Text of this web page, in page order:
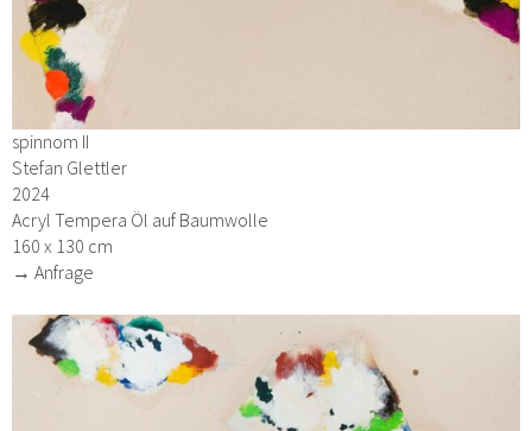
spinnom II
Stefan Glettler
2024
Acryl Tempera Öl auf Baumwolle
160 x 130 cm
→ Anfrage